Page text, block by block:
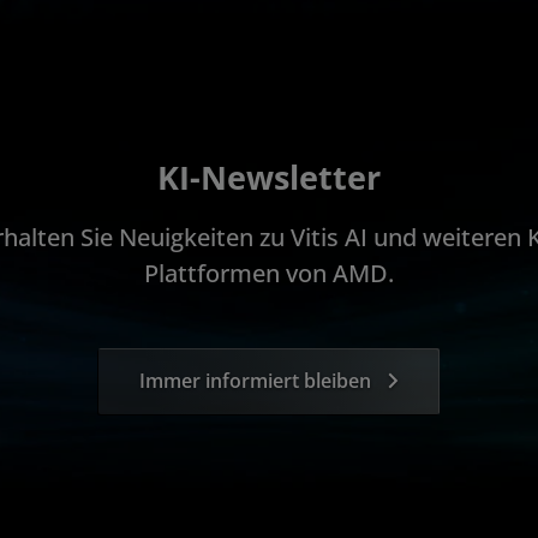
KI-Newsletter
Sie Neuigkeiten zu Vitis AI und weiteren
Plattformen von AMD.
Immer informiert bleiben